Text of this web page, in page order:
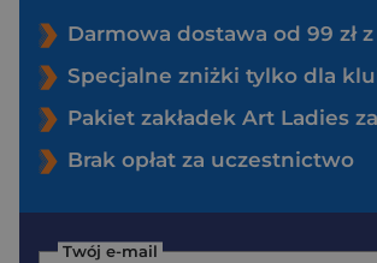
Darmowa dostawa od 99 zł z
Specjalne zniżki tylko dla
Pakiet zakładek Art Ladies za
Brak opłat za uczestnictwo
Twój e-mail